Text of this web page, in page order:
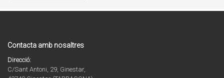
Contacta amb nosaltres
Direcció:
C/Sant Antoni, 29, Ginestar,